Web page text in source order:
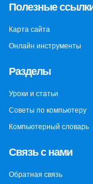
Полезные
Карта сайта
Онлайн инструменты
Разделы
Уроки и статьи
Советы по компьютеру
Компьютерный словарь
Связь с нами
Обратная связь